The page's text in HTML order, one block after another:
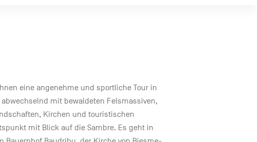
eine angenehme und sportliche Tour in
mit bewaldeten Felsmassiven,
Kirchen und touristischen
mit Blick auf die Sambre. Es geht in